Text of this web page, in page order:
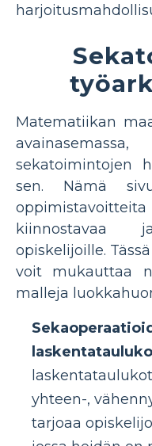
Matematiikan
sekatoimintojen
sen. Nämä
kiinnostavaa
opiskelijoille.
voit mukauttaa
malleja
yhteen-,
tarjoaa